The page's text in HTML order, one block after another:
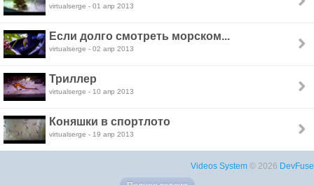
virtualserge - 01 апр 2013
Если долго смотреть морском...
virtualserge - 02 апр 2013
Триллер
virtualserge - 10 апр 2013
Коняшки в спортлото
virtualserge - 19 апр 2013
Videos System © 2026 DevFuse